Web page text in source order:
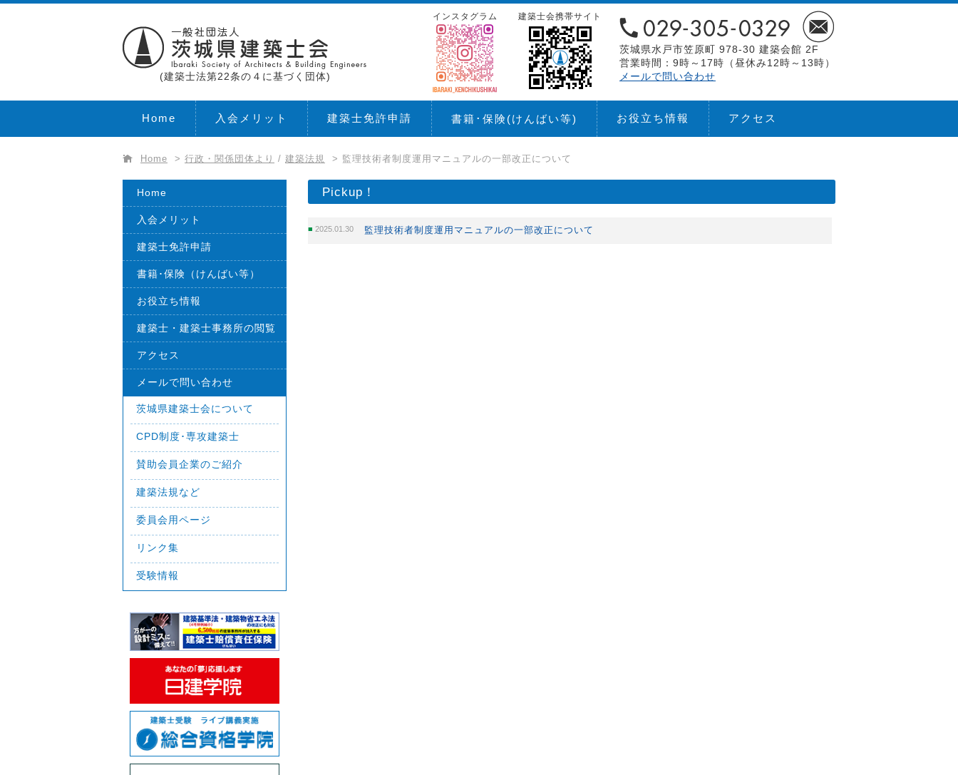
(建築士法第22条の４に基づく団体)
茨城県水戸市笠原町 978-30 建築会館 2F
営業時間：9時～17時（昼休み12時～13時）
メールで問い合わせ
建築士会携帯サイト
インスタグラム
Home 入会メリット 建築士免許申請 書籍･保険(けんばい等) お役立ち情報 アクセス
Home > 行政・関係団体より / 建築法規 > 監理技術者制度運用マニュアルの一部改正について
Pickup！
2025.01.30 監理技術者制度運用マニュアルの一部改正について
Home
入会メリット
建築士免許申請
書籍･保険（けんばい等）
お役立ち情報
建築士・建築士事務所の閲覧
アクセス
メールで問い合わせ
茨城県建築士会について
CPD制度･専攻建築士
賛助会員企業のご紹介
建築法規など
委員会用ページ
リンク集
受験情報